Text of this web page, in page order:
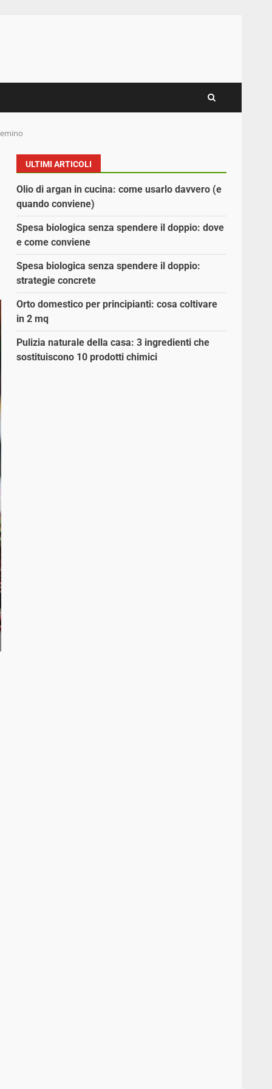
ULTIMI ARTICOLI
Olio di argan in cucina: come usarlo davvero (e
quando conviene)
Spesa biologica senza spendere il doppio: dove
e come conviene
Spesa biologica senza spendere il doppio:
strategie concrete
Orto domestico per principianti: cosa coltivare
in 2 mq
Pulizia naturale della casa: 3 ingredienti che
sostituiscono 10 prodotti chimici